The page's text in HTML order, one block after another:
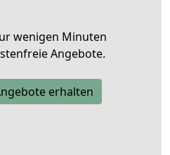
wenigen Minuten
Angebote.
erhalten